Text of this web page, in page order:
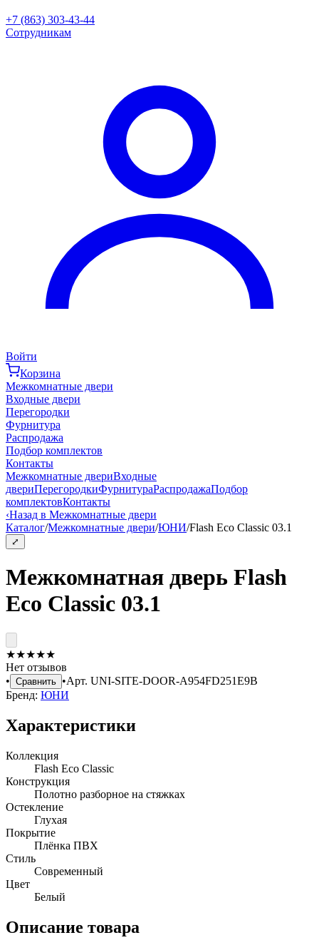
+7 (863) 303-43-44
Сотрудникам
Войти
Корзина
Межкомнатные двери
Входные двери
Перегородки
Фурнитура
Распродажа
Подбор комплектов
Контакты
Межкомнатные двериВходные
двериПерегородкиФурнитураРаспродажаПодбор
комплектовКонтакты
‹Назад в Межкомнатные двери
Каталог/Межкомнатные двери/ЮНИ/Flash Eco Classic 03.1
⤢
Межкомнатная дверь Flash
Eco Classic 03.1
★★★★★
Нет отзывов
• Сравнить •Арт. UNI-SITE-DOOR-A954FD251E9B
Бренд: ЮНИ
Характеристики
Коллекция
Flash Eco Classic
Конструкция
Полотно разборное на стяжках
Остекление
Глухая
Покрытие
Плёнка ПВХ
Стиль
Современный
Цвет
Белый
Описание товара